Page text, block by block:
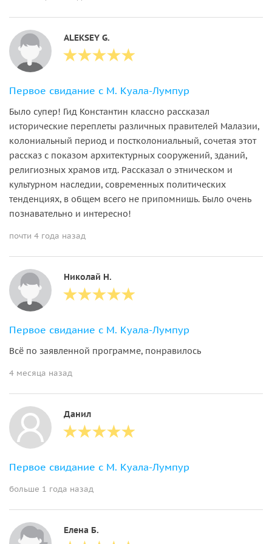
ALEKSEY G.
Первое свидание с М. Куала-Лумпур
Было супер! Гид Константин классно рассказал
исторические переплеты различных правителей Малазии,
колониальный период и постколониальный, сочетая этот
рассказ с показом архитектурных сооружений, зданий,
религиозных храмов итд. Рассказал о этническом и
культурном наследии, современных политических
тенденциях, в общем всего не припомнишь. Было очень
познавательно и интересно!
почти 4 года назад
Николай Н.
Первое свидание с М. Куала-Лумпур
Всё по заявленной программе, понравилось
4 месяца назад
Данил
Первое свидание с М. Куала-Лумпур
больше 1 года назад
Елена Б.